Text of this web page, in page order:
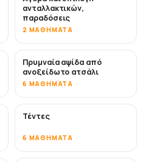
ανταλλακτικών,
παραδόσεις
2 ΜΑΘΉΜΑΤΑ
Πρυμναία αψίδα από
ανοξείδωτο ατσάλι
6 ΜΑΘΉΜΑΤΑ
Τέντες
6 ΜΑΘΉΜΑΤΑ